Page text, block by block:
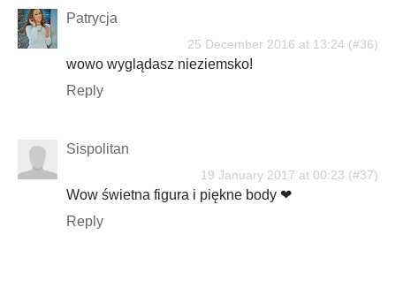
Patrycja
25 December 2016 at 13:24
wowo wyglądasz nieziemsko!
Reply
Sispolitan
19 January 2017 at 00:23
Wow świetna figura i piękne body ❤
Reply